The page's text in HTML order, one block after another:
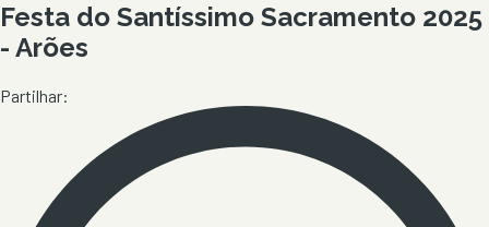
Festa do Santíssimo Sacramento 2025
- Arões
Partilhar: